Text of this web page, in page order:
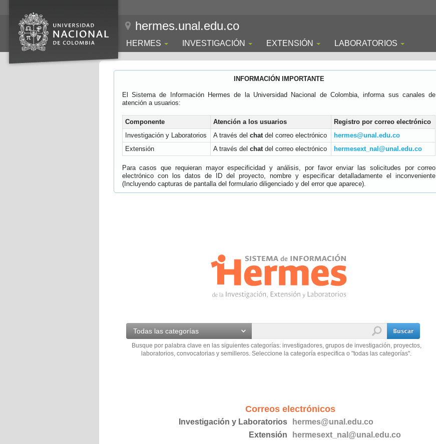
hermes.unal.edu.co
HERMES INVESTIGACIÓN EXTENSIÓN LABORATORIOS
INFORMACIÓN IMPORTANTE
El Sistema de Información Hermes de la Universidad Nacional de Colombia, informa sus canales de
atención a usuarios:
Componente Atención a los usuarios
Registro por correo electrónico
Investigación y Laboratorios
A través del chatdel correo electrónico
hermes@unal.edu.co
Extensión
A través del chatdel correo electrónico hermesext_nal@unal.edu.co
Para casos que requieran mayor especificidad y análisis, por favor enviar las solicitudes por correo
electrónico con los datos de ID del proyecto, nombre y especificar detalladamente el inconveniente
(Incluyendo capturas de pantalla del formulario diligenciado y del error que aparece).
Todas las categorías
Busque por palabra clave en las siguientes categorías: investigadores, grupos de investigación, proyectos,
laboratorios, convocatorias y semilleros. Seleccione la categoría especifica o "todas las categorías".
Correos electrónicos
Investigación y Laboratorios
hermes@unal.edu.co
Extensión
hermesext_nal@unal.edu.co